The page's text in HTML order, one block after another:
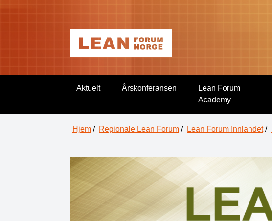
Aktuelt Årskonferansen
Lean Forum
Academy
Hjem / Regionale Lean Forum / Lean Forum Innlandet/